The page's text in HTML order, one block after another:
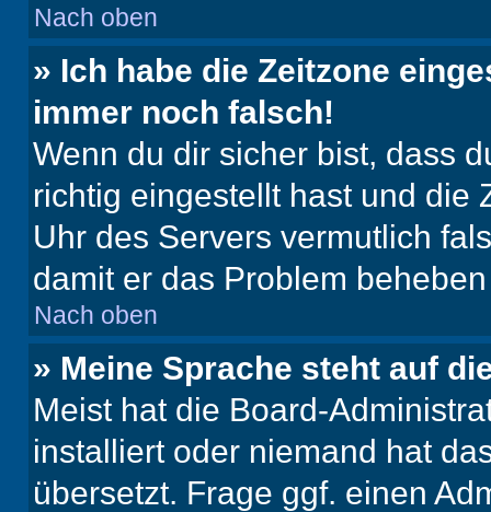
Nach oben
» Ich habe die Zeitzone
immer noch falsch!
Wenn du dir sicher bist, dass
richtig eingestellt hast und die
Uhr des Servers vermutlich
damit er das Problem
Nach oben
» Meine Sprache steht auf
Meist hat die Board-
installiert oder niemand hat
übersetzt. Frage ggf. einen